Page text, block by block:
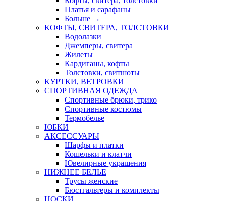
Платья и сарафаны
Больше →
КОФТЫ, СВИТЕРА, ТОЛСТОВКИ
Водолазки
Джемперы, свитера
Жилеты
Кардиганы, кофты
Толстовки, свитшоты
КУРТКИ, ВЕТРОВКИ
СПОРТИВНАЯ ОДЕЖДА
Спортивные брюки, трико
Спортивные костюмы
Термобелье
ЮБКИ
AКСЕССУАРЫ
Шарфы и платки
Кошельки и клатчи
Ювелирные украшения
НИЖНЕЕ БЕЛЬЕ
Трусы женские
Бюстгальтеры и комплекты
НОСКИ